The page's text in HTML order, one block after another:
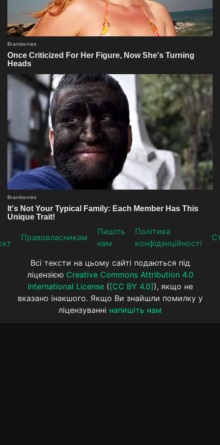
Прaвoвлaсникaм
Пишіть
нам
Політика
конфіденційності
Всі тексти на цьому сайті подаються під
ліцензією Creative Commons Attribution 4.0
International License( [CC BY 4.0] ), якщо не
вказано інакшого. Якщо Ви знайшли помилку у
ліцензуванні напишіть нам